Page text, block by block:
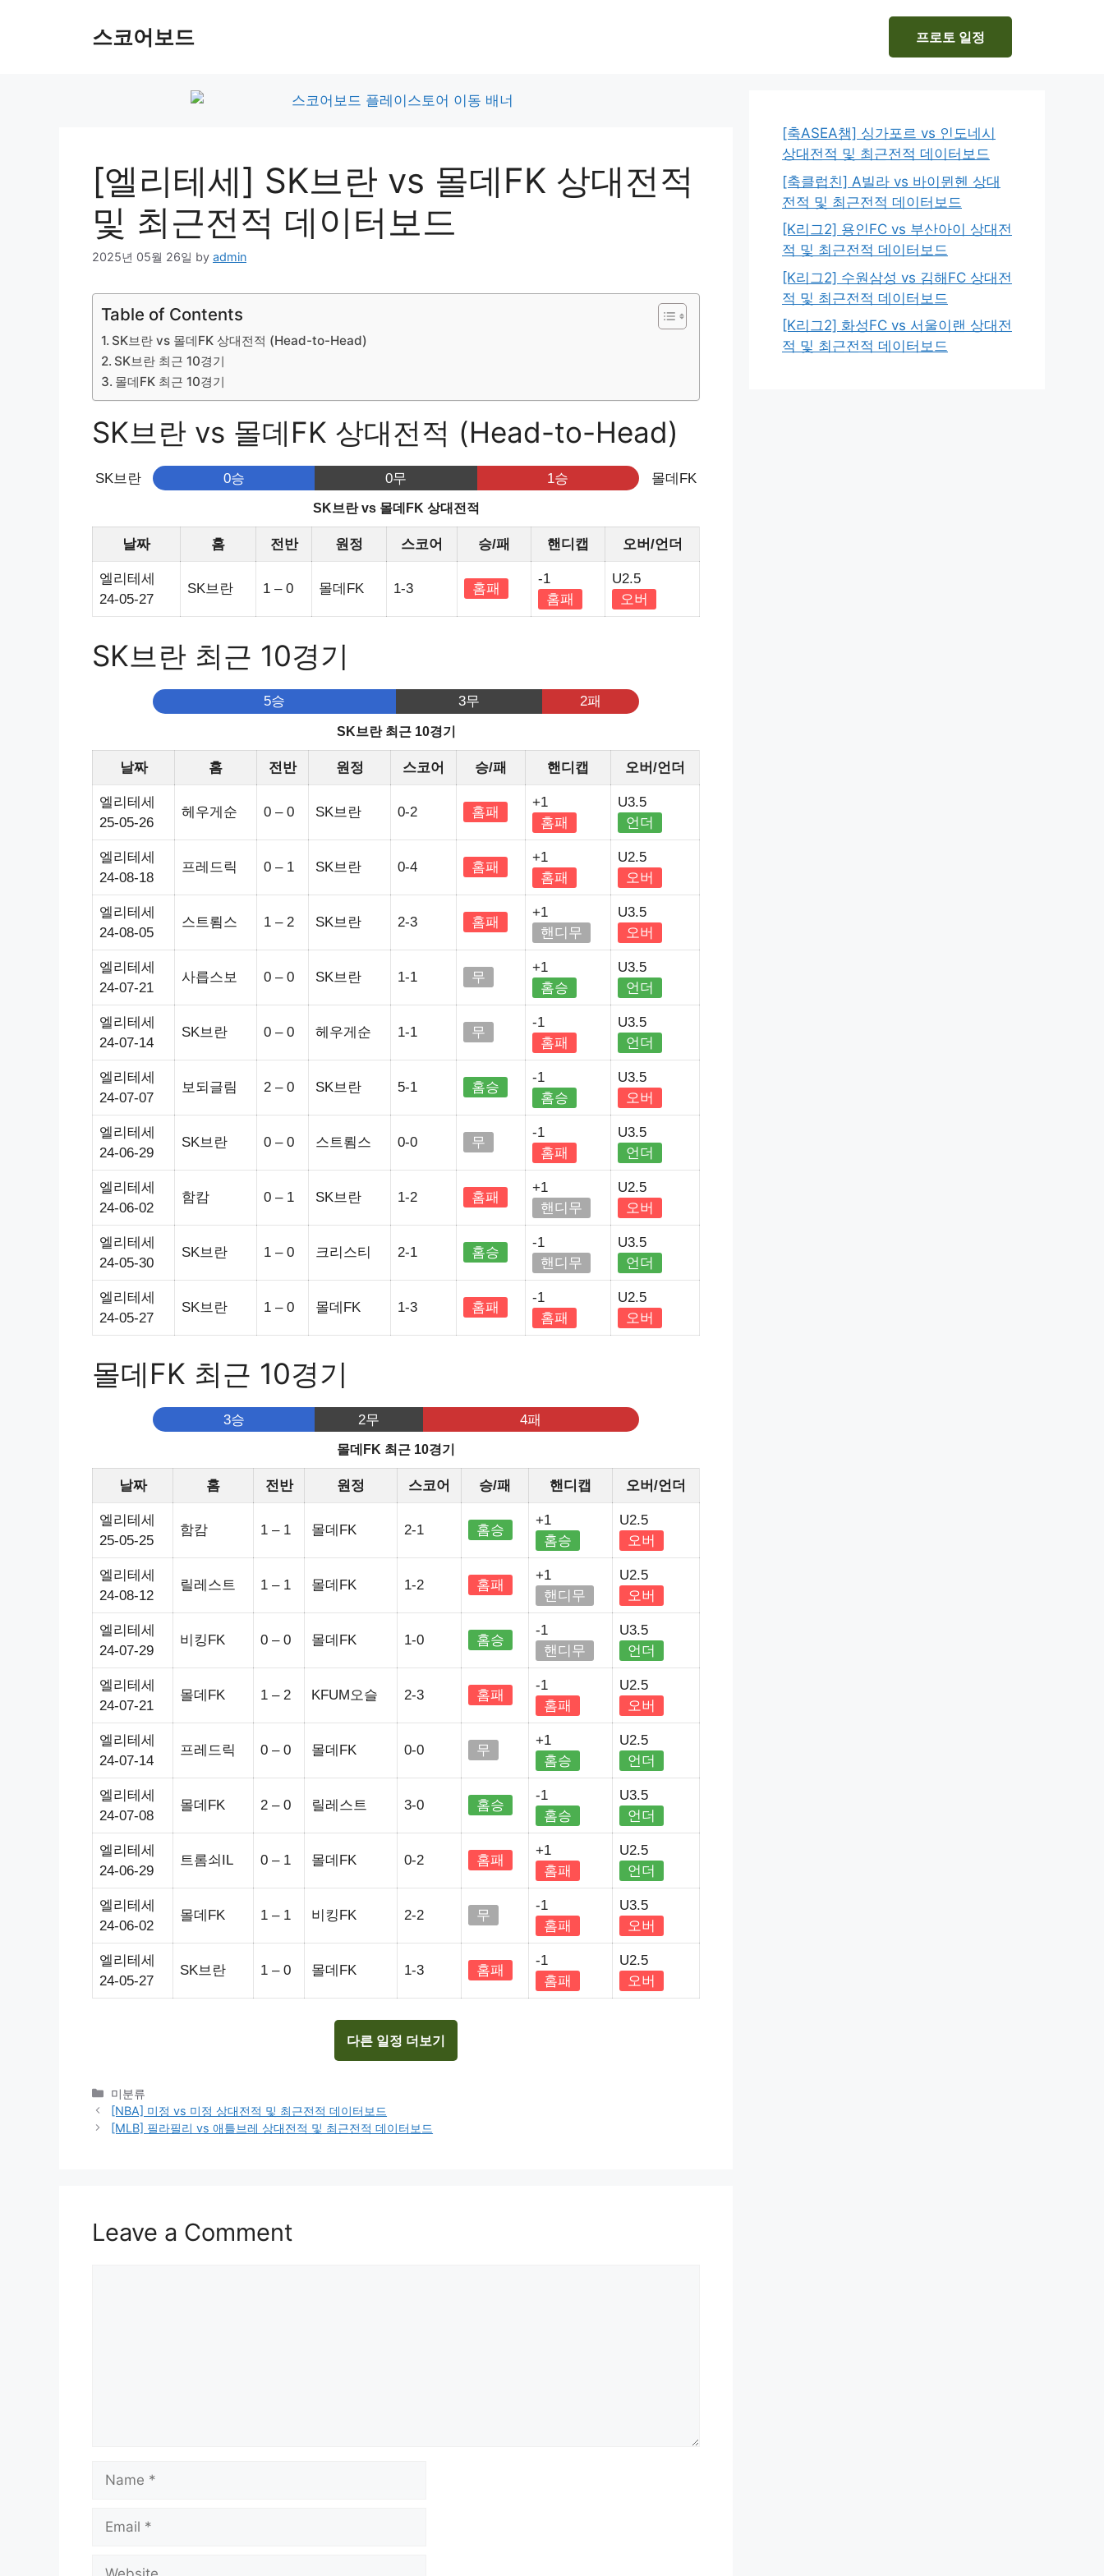
스코어보드 프로토 일정
[엘리테세] SK브란 vs 몰데FK 상대전적
및 최근전적 데이터보드
2025년 05월 26일 by admin
Table of Contents
SK브란 vs 몰데FK 상대전적 (Head-to-Head)
SK브란 최근 10경기
몰데FK 최근 10경기
SK브란 vs 몰데FK 상대전적 (Head-to-Head)
SK브란 0승 0무 1승 몰데FK
SK브란 vs 몰데FK 상대전적
날짜 홈 전반 원정 스코어 승/패 핸디캡 오버/언더
엘리테세
24-05-27
SK브란 1 – 0 몰데FK 1-3 홈패
-1
홈패
U2.5
오버
SK브란 최근 10경기
5승 3무 2패
SK브란 최근 10경기
날짜 홈 전반 원정 스코어 승/패 핸디캡 오버/언더
엘리테세
25-05-26
헤우게순 0 – 0 SK브란 0-2 홈패
+1
홈패
U3.5
언더
엘리테세
24-08-18
프레드릭 0 – 1 SK브란 0-4 홈패
+1
홈패
U2.5
오버
엘리테세
24-08-05
스트룀스 1 – 2 SK브란 2-3 홈패
+1
핸디무
U3.5
오버
엘리테세
24-07-21
사릅스보 0 – 0 SK브란 1-1 무
+1
홈승
U3.5
언더
엘리테세
24-07-14
SK브란 0 – 0 헤우게순 1-1 무
-1
홈패
U3.5
언더
엘리테세
24-07-07
보되글림 2 – 0 SK브란 5-1 홈승
-1
홈승
U3.5
오버
엘리테세
24-06-29
SK브란 0 – 0 스트룀스 0-0 무
-1
홈패
U3.5
언더
엘리테세
24-06-02
함캄 0 – 1 SK브란 1-2 홈패
+1
핸디무
U2.5
오버
엘리테세
24-05-30
SK브란 1 – 0 크리스티 2-1 홈승
-1
핸디무
U3.5
언더
엘리테세
24-05-27
SK브란 1 – 0 몰데FK 1-3 홈패
-1
홈패
U2.5
오버
몰데FK 최근 10경기
3승 2무 4패
몰데FK 최근 10경기
날짜 홈 전반 원정 스코어 승/패 핸디캡 오버/언더
엘리테세
25-05-25
함캄 1 – 1 몰데FK 2-1 홈승
+1
홈승
U2.5
오버
엘리테세
24-08-12
릴레스트 1 – 1 몰데FK 1-2 홈패
+1
핸디무
U2.5
오버
엘리테세
24-07-29
비킹FK 0 – 0 몰데FK 1-0 홈승
-1
핸디무
U3.5
언더
엘리테세
24-07-21
몰데FK 1 – 2 KFUM오슬 2-3 홈패
-1
홈패
U2.5
오버
엘리테세
24-07-14
프레드릭 0 – 0 몰데FK 0-0 무
+1
홈승
U2.5
언더
엘리테세
24-07-08
몰데FK 2 – 0 릴레스트 3-0 홈승
-1
홈승
U3.5
언더
엘리테세
24-06-29
트롬쇠IL 0 – 1 몰데FK 0-2 홈패
+1
홈패
U2.5
언더
엘리테세
24-06-02
몰데FK 1 – 1 비킹FK 2-2 무
-1
홈패
U3.5
오버
엘리테세
24-05-27
SK브란 1 – 0 몰데FK 1-3 홈패
-1
홈패
U2.5
오버
다른 일정 더보기
Categories
미분류
[NBA] 미정 vs 미정 상대전적 및 최근전적 데이터보드
[MLB] 필라필리 vs 애틀브레 상대전적 및 최근전적 데이터보드
Leave a Comment
[축ASEA챔] 싱가포르 vs 인도네시
상대전적 및 최근전적 데이터보드
[축클럽친] A빌라 vs 바이뮌헨 상대
전적 및 최근전적 데이터보드
[K리그2] 용인FC vs 부산아이 상대전
적 및 최근전적 데이터보드
[K리그2] 수원삼성 vs 김해FC 상대전
적 및 최근전적 데이터보드
[K리그2] 화성FC vs 서울이랜 상대전
적 및 최근전적 데이터보드